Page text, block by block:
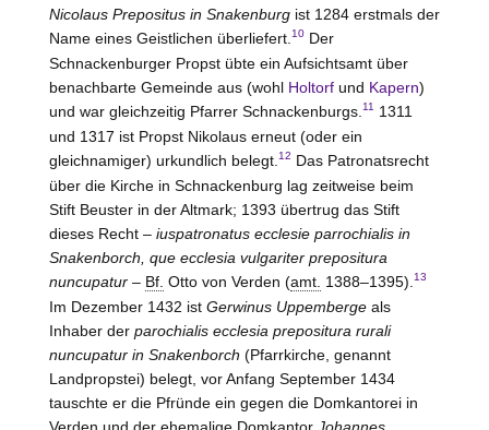
Nicolaus Prepositus in Snakenburgist 1284 erstmals der
Name eines Geistlichen überliefert. 10Der
Schnackenburger Propst übte ein Aufsichtsamt über
benachbarte Gemeinde aus (wohl Holtorfund Kapern)
und war gleichzeitig Pfarrer Schnackenburgs. 11
1311
und 1317 ist Propst Nikolaus erneut (oder ein
gleichnamiger) urkundlich belegt. 12 Das Patronatsrecht
über die Kirche in Schnackenburg lag zeitweise beim
Stift Beusterin der Altmark; 1393 übertrug das Stift
dieses Recht – iuspatronatus ecclesie parrochialis in
Snakenborch, que ecclesia vulgariter prepositura
nuncupatur– Bf. Otto von Verden (amt. 1388–1395). 13
Im Dezember 1432 ist Gerwinus Uppembergeals
Inhaber der parochialis ecclesia prepositura rurali
nuncupatur in Snakenborch (Pfarrkirche, genannt
Landpropstei) belegt, vor Anfang September 1434
tauschte er die Pfründe ein gegen die Domkantorei in
Verden und der ehemalige Domkantor Johannes